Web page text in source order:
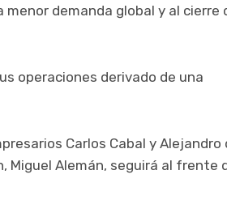
demanda global y al cierre
operaciones derivado de una
Carlos Cabal y Alejandro
Miguel Alemán, seguirá al frente